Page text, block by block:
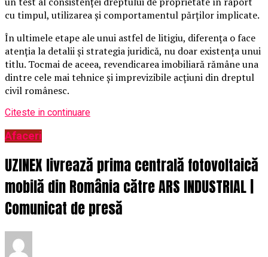
cu timpul, utilizarea și comportamentul părților implicate.
În ultimele etape ale unui astfel de litigiu, diferența o face
atenția la detalii și strategia juridică, nu doar existența unui
titlu. Tocmai de aceea, revendicarea imobiliară rămâne una
dintre cele mai tehnice și imprevizibile acțiuni din dreptul
civil românesc.
Citeste in continuare
Afaceri
UZINEX livrează prima centrală fotovoltaică
mobilă din România către ARS INDUSTRIAL |
Comunicat de presă